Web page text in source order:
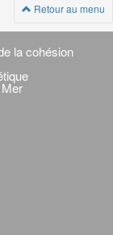
Retour au menu
la cohésion